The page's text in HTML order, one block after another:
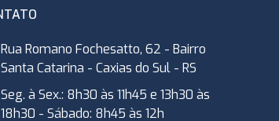
Rua Romano Fochesatto, 62 - Bairro
Santa Catarina - Caxias do Sul - RS
Seg. à Sex.: 8h30 às 11h45 e 13h30 às
18h30 - Sábado: 8h45 às 12h